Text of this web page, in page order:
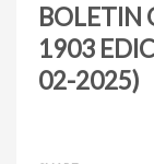
BOLETIN
1903
02-2025)